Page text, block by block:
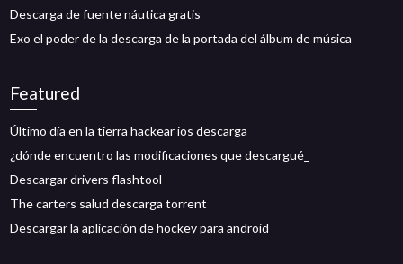
Descarga de fuente náutica gratis
Exo el poder de la descarga de la portada del álbum de música
Featured
Último día en la tierra hackear ios descarga
¿dónde encuentro las modificaciones que descargué_
Descargar drivers flashtool
The carters salud descarga torrent
Descargar la aplicación de hockey para android